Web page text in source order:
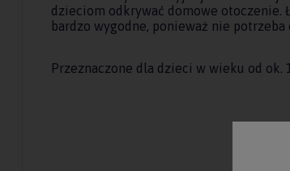
dzieciom odkrywać domowe otoczenie.
bardzo wygodne, ponieważ nie
Przeznaczone dla dzieci w wieku od ok.